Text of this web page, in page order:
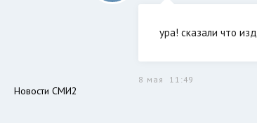
ура! сказали что
8 мая 11:49
Новости СМИ2